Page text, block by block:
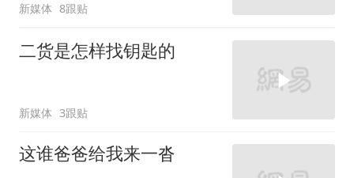
新媒体 8跟贴
二货是怎样找钥匙的
新媒体 3跟贴
这谁爸爸给我来一沓